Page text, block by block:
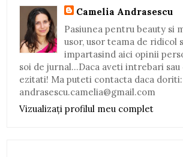
Camelia Andrasescu
Pasiunea pentru beauty si
usor, usor teama de ridicol
impartasind aici opinii
soi de jurnal...Daca aveti intrebari
ezitati! Ma puteti contacta daca doriti:
andrasescu.camelia@gmail.com
Vizualizați profilul meu complet